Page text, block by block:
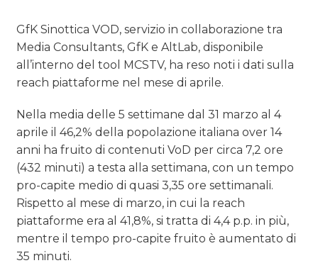
OPINIONI
GfK Sinottica VOD, servizio in collaborazione tra
Media Consultants, GfK e AltLab, disponibile
all’interno del tool MCSTV, ha reso noti i dati sulla
reach piattaforme nel mese di aprile.
Nella media delle 5 settimane dal 31 marzo al 4
aprile il 46,2% della popolazione italiana over 14
anni ha fruito di contenuti VoD per circa 7,2 ore
(432 minuti) a testa alla settimana, con un tempo
pro-capite medio di quasi 3,35 ore settimanali.
Rispetto al mese di marzo, in cui la reach
piattaforme era al 41,8%, si tratta di 4,4 p.p. in più,
mentre il tempo pro-capite fruito è aumentato di
35 minuti.